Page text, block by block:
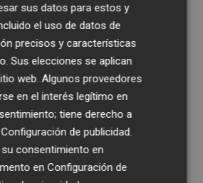
sus datos para estos y
el uso de datos de
precisos y características
Sus elecciones se aplican
web. Algunos proveedores
en el interés legítimo en
tiene derecho a
Configuración de publicidad
consentimiento en
enConfiguración de